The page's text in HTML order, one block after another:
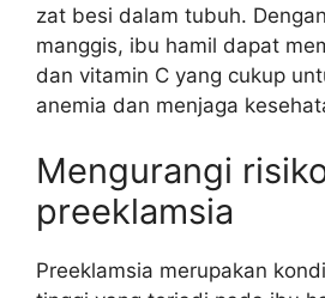
zat besi dalam tubuh.
manggis, ibu hamil dapat
dan vitamin C yang cukup
anemia dan menjaga
Mengurangi
preeklamsia
Preeklamsia merupakan